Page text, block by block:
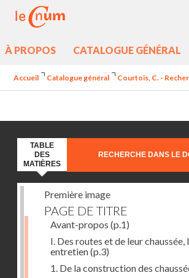
À PROPOS CATALOGUE GÉNÉRAL
Accueil Catalogue général Courtois, C. -
TABLE
DES
MATIÈRES
RECHERCHE DANS LE
Première image
PAGE DE TITRE
Avant-propos (p.1)
I. Des routes et de leur
entretien(p.3)
1. De la construction des